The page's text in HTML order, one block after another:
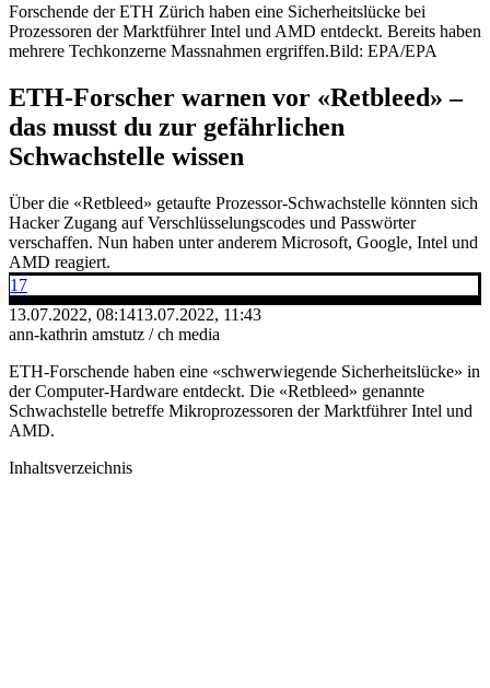
Forschende der ETH Zürich haben eine Sicherheitslücke bei
Prozessoren der Marktführer Intel und AMD entdeckt. Bereits haben
mehrere Techkonzerne Massnahmen ergriffen.Bild: EPA/EPA
ETH-Forscher warnen vor «Retbleed» –
das musst du zur gefährlichen
Schwachstelle wissen
Über die «Retbleed» getaufte Prozessor-Schwachstelle könnten sich
Hacker Zugang auf Verschlüsselungscodes und Passwörter
verschaffen. Nun haben unter anderem Microsoft, Google, Intel und
AMD reagiert.
17
13.07.2022, 08:1413.07.2022, 11:43
ann-kathrin amstutz / ch media
ETH-Forschende haben eine «schwerwiegende Sicherheitslücke» in
der Computer-Hardware entdeckt. Die «Retbleed» genannte
Schwachstelle betreffe Mikroprozessoren der Marktführer Intel und
AMD.
Inhaltsverzeichnis